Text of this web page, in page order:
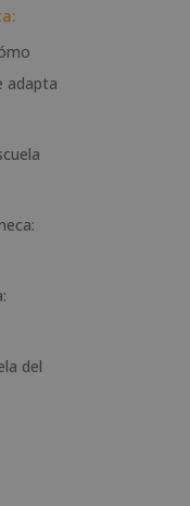
adapta
del